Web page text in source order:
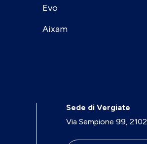
Evo
Aixam
Sede di Vergiate
Via Sempione 99,